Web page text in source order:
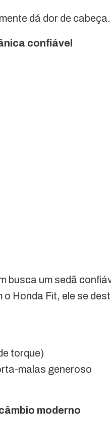
dá dor de cabeça.
confiável
busca um sedã
Honda Fit, ele se
torque)
malas generoso
moderno